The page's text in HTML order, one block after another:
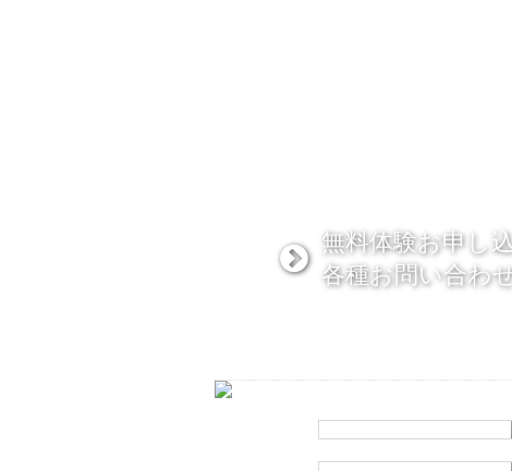
無料体験お申し
各種お問い合わ